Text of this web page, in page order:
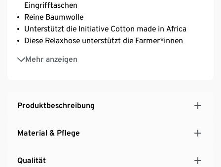
Eingrifftaschen
Reine Baumwolle
Unterstützt die Initiative Cotton made in Africa
Diese Relaxhose unterstützt die Farmer*innen
Mehr anzeigen
Online bis Gr. 4XL
Produktbeschreibung
Material & Pflege
Qualität